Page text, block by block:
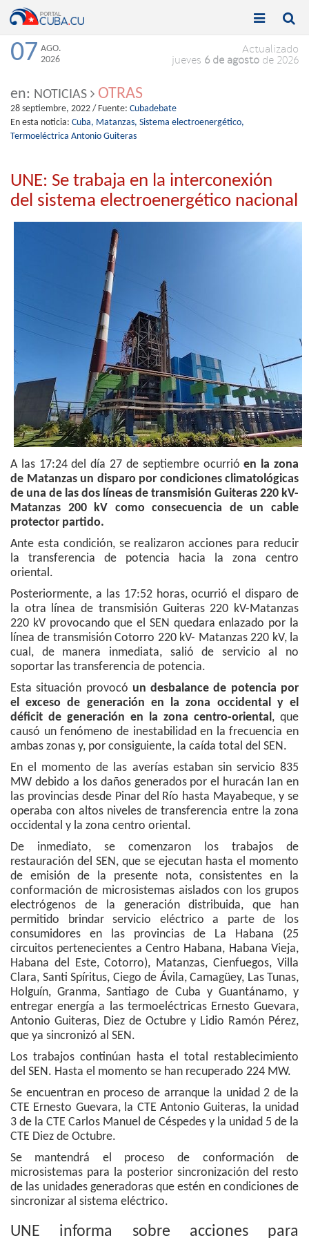
Toggle

Toggle

07 AGO.
2026
Actualizado
jueves 6 de agosto de 2026
en: NOTICIAS OTRAS
28 septiembre, 2022 / Fuente: Cubadebate
En esta noticia: Cuba, Matanzas, Sistema electroenergético,
Termoeléctrica Antonio Guiteras
UNE: Se trabaja en la interconexión
del sistema electroenergético nacional
A las 17:24 del día 27 de septiembre ocurrióen la zona
de Matanzas un disparo por condiciones climatológicas
de una de las dos líneas de transmisión Guiteras 220 kV-
Matanzas 200 kV como consecuencia de un cable
protector partido.
Ante esta condición, se realizaron acciones para reducir
la transferencia de potencia hacia la zona centro
oriental.
Posteriormente, a las 17:52 horas, ocurrió el disparo de
la otra línea de transmisión Guiteras 220 kV-Matanzas
220 kV provocando que el SEN quedara enlazado por la
línea de transmisión Cotorro 220 kV- Matanzas 220 kV, la
cual, de manera inmediata, salió de servicio al no
soportar las transferencia de potencia.
Esta situación provocó un desbalance de potencia por
el exceso de generación en la zona occidental y el
déficit de generación en la zona centro-oriental, que
causó un fenómeno de inestabilidad en la frecuencia en
ambas zonas y, por consiguiente, la caída total del SEN.
En el momento de las averías estaban sin servicio 835
MW debido a los daños generados por el huracán Ian en
las provincias desde Pinar del Río hasta Mayabeque, y se
operaba con altos niveles de transferencia entre la zona
occidental y la zona centro oriental.
De inmediato, se comenzaron los trabajos de
restauración del SEN, que se ejecutan hasta el momento
de emisión de la presente nota, consistentes en la
conformación de microsistemas aislados con los grupos
electrógenos de la generación distribuida, que han
permitido brindar servicio eléctrico a parte de los
consumidores en las provincias de La Habana (25
circuitos pertenecientes a Centro Habana, Habana Vieja,
Habana del Este, Cotorro), Matanzas, Cienfuegos, Villa
Clara, Santi Spíritus, Ciego de Ávila, Camagüey, Las Tunas,
Holguín, Granma, Santiago de Cuba y Guantánamo, y
entregar energía a las termoeléctricas Ernesto Guevara,
Antonio Guiteras, Diez de Octubre y Lidio Ramón Pérez,
que ya sincronizó al SEN.
Los trabajos continúan hasta el total restablecimiento
del SEN. Hasta el momento se han recuperado 224 MW.
Se encuentran en proceso de arranque la unidad 2 de la
CTE Ernesto Guevara, la CTE Antonio Guiteras, la unidad
3 de la CTE Carlos Manuel de Céspedes y la unidad 5 de la
CTE Diez de Octubre.
Se mantendrá el proceso de conformación de
microsistemas para la posterior sincronización del resto
de las unidades generadoras que estén en condiciones de
sincronizar al sistema eléctrico.
UNE informa sobre acciones para